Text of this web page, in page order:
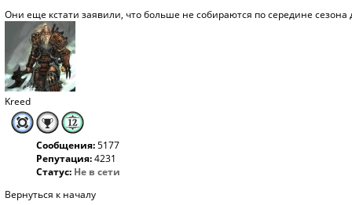
Они еще кстати заявили, что больше не собираются по середине сезона
Kreed
Сообщения:5177
Репутация:4231
Статус: Не в сети
Вернуться к началу